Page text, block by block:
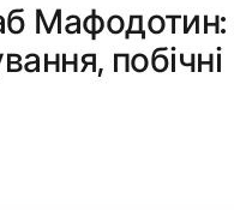
Мафодотин:
побічні